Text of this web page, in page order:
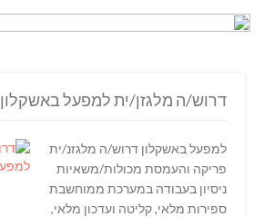
דרוש/ה מלגזן/ית למפעל באשקלון
למפעל באשקלון דרוש/ה מלגזנ/ית
פריקה והעמסת מכולות/משאיות
ניסיון בעבודה במערכת ממוחשבת
ספירות מלאי, קליטה ועדכון מלאי,